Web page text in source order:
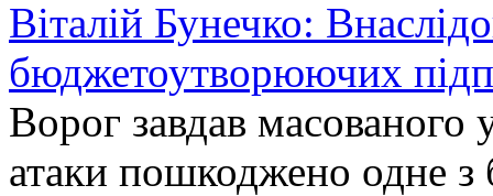
Віталій Бунечко:
бюджетоутворюючих
Ворог завдав масованого
атаки пошкоджено одне